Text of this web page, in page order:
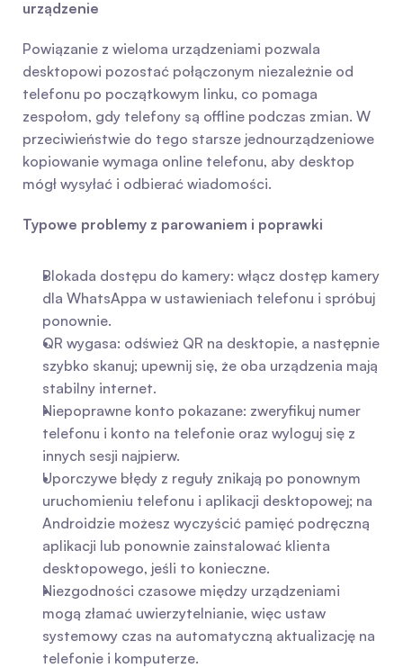
urządzenie
Powiązanie z wieloma urządzeniami pozwala
desktopowi pozostać połączonym niezależnie od
telefonu po początkowym linku, co pomaga
zespołom, gdy telefony są offline podczas zmian. W
przeciwieństwie do tego starsze jednourządzeniowe
kopiowanie wymaga online telefonu, aby desktop
mógł wysyłać i odbierać wiadomości.
Typowe problemy z parowaniem i poprawki
Blokada dostępu do kamery: włącz dostęp kamery
dla WhatsAppa w ustawieniach telefonu i spróbuj
ponownie.
QR wygasa: odśwież QR na desktopie, a następnie
szybko skanuj; upewnij się, że oba urządzenia mają
stabilny internet.
Niepoprawne konto pokazane: zweryfikuj numer
telefonu i konto na telefonie oraz wyloguj się z
innych sesji najpierw.
Uporczywe błędy z reguły znikają po ponownym
uruchomieniu telefonu i aplikacji desktopowej; na
Androidzie możesz wyczyścić pamięć podręczną
aplikacji lub ponownie zainstalować klienta
desktopowego, jeśli to konieczne.
Niezgodności czasowe między urządzeniami
mogą złamać uwierzytelnianie, więc ustaw
systemowy czas na automatyczną aktualizację na
telefonie i komputerze.